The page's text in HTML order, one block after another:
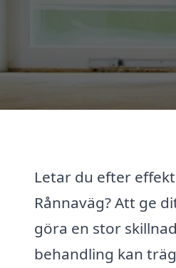
Letar du efter
Rånnaväg? Att ge
göra en stor
behandling kan